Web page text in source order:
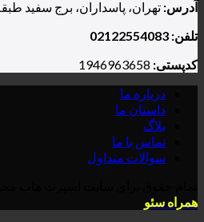
آدرس: تهران، پاسداران، برج سفید
تلفن: 02122554083
کدپستی:
درباره ما
داستان ما
بلاگ
تماس با ما
سوالات متداول
همراه سئو